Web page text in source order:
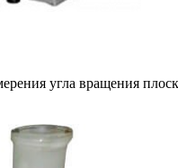
угла вращения